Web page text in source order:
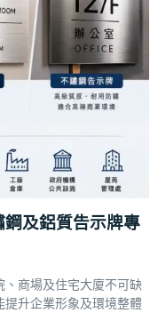
及鋁質告示牌專
、商場及住宅大廈不可缺
升企業形象及環境整體